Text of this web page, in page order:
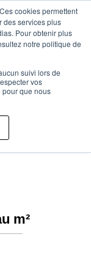
cookies permettent
des services plus
Pour obtenir plus
notre politique de
suivi lors de
vos
pour que nous
Seine-et-Marne
Liverdy-
m²